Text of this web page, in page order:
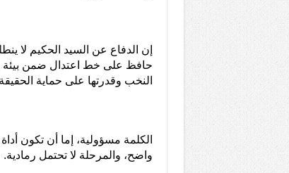
إن الدفاع عن السيد الحكيم
حافظ على خط اعتدال ضمن بيئة
النخب وقدرتها على حماية
الكلمة مسؤولية، إما أن تكون
واضح، والمرحلة لا تحتمل رمادية.